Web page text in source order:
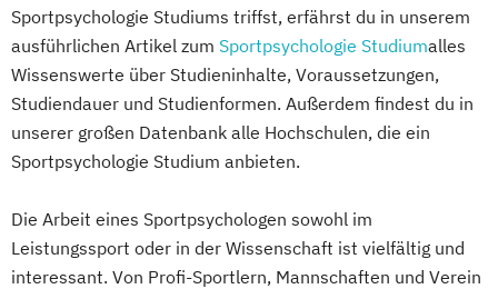
Sportpsychologie Studiums triffst, erfährst du in unserem
ausführlichen Artikel zum Sportpsychologie Studiumalles
Wissenswerte über Studieninhalte, Voraussetzungen,
Studiendauer und Studienformen. Außerdem findest du in
unserer großen Datenbank alle Hochschulen, die ein
Sportpsychologie Studium anbieten.
Die Arbeit eines Sportpsychologen sowohl im
Leistungssport oder in der Wissenschaft ist vielfältig und
interessant. Von Profi-Sportlern, Mannschaften und Verein